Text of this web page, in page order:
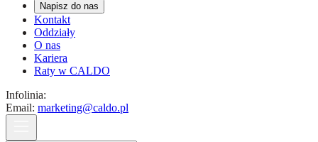
Napisz do nas
Kontakt
Oddziały
O nas
Kariera
Raty w CALDO
Infolinia:
Email: marketing@caldo.pl